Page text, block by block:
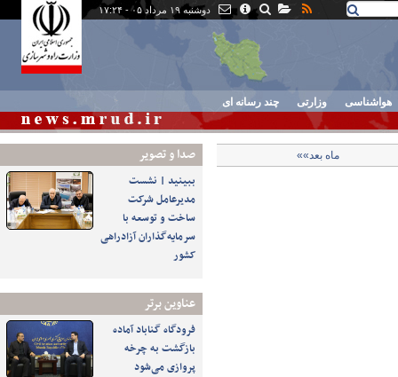
دوشنبه ۱۹ مرداد ۰۵ - ۱۷:۲۴
هواشناسی وزارتی چند رسانه ای
صدا و تصوير
ببینید | نشست
مدیرعامل شرکت
ساخت و توسعه با
سرمایه‌گذاران آزادراهی
کشور
عناوین برتر
فرودگاه گناباد آماده
بازگشت به چرخه
پروازی می‌شود
ماه بعد»»